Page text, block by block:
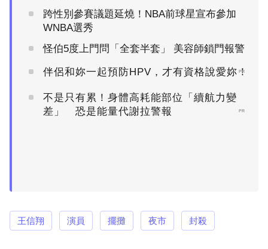
跨性別參賽議題延燒！NBA前球星宣布參加
WNBA選秀
怪伯5度上門問「全套半套」 美容師鎖門報警
伴侶和妳一起預防HPV，才有資格說愛妳！
PR
不是只有累！身體高耗能部位「續航力變
差」 恐是能量代謝拉警報
PR
王信翔 演員 擺攤 夜市 封殺